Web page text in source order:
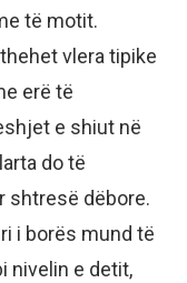
të motit.
vlera tipike
erë të
e shiut në
do të
shtresë dëbore.
i borës mund të
nivelin e detit,